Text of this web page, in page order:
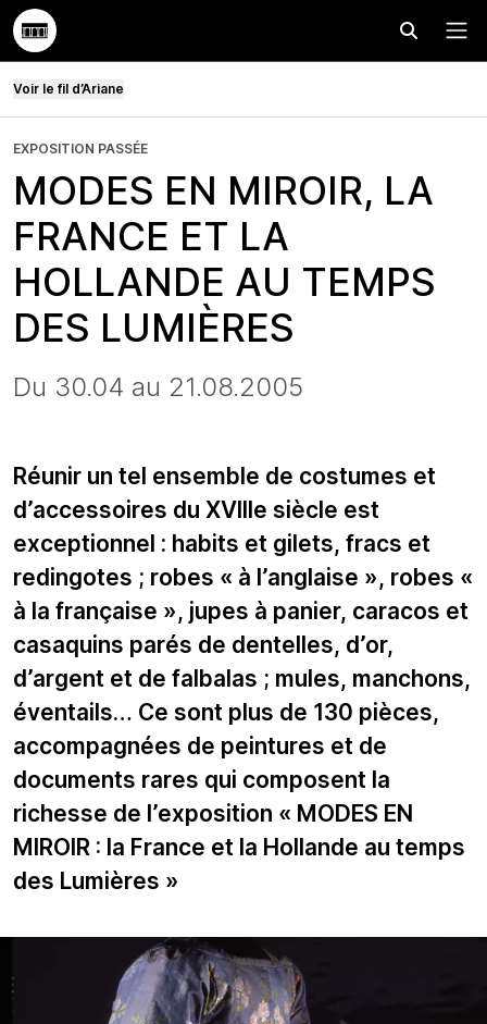
Voir le fil d’Ariane
EXPOSITION PASSÉE
MODES EN MIROIR, LA
FRANCE ET LA
HOLLANDE AU TEMPS
DES LUMIÈRES
Du 30.04 au 21.08.2005
Réunir un tel ensemble de costumes et
d’accessoires du XVIIIe siècle est
exceptionnel : habits et gilets, fracs et
redingotes ; robes « à l’anglaise », robes «
à la française », jupes à panier, caracos et
casaquins parés de dentelles, d’or,
d’argent et de falbalas ; mules, manchons,
éventails… Ce sont plus de 130 pièces,
accompagnées de peintures et de
documents rares qui composent la
richesse de l’exposition « MODES EN
MIROIR : la France et la Hollande au temps
des Lumières »